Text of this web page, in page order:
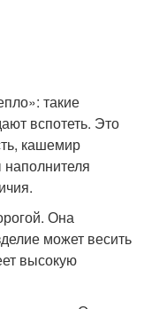
такие
вспотеть. Это
кашемир
Она
может весить
высокую